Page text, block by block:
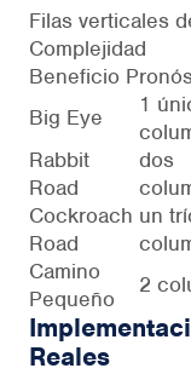
Filas verticales
Complejidad
Beneficio
Big Eye
1
Rabbit
Road
dos
Cockroach
Road
un
Camino
Pequeño
2
Reales